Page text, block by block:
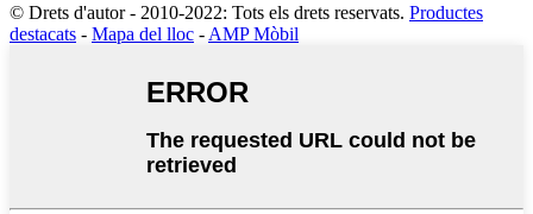
© Drets d'autor - 2010-2022: Tots els drets reservats. Productes
destacats - Mapa del lloc - AMP Mòbil